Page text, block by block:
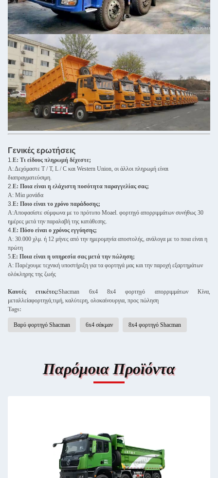
Γενικές ερωτήσεις
1.Ε: Τι είδους πληρωμή δέχεστε;
Α: Δεχόμαστε T / T, L / C και Western Union, οι άλλοι πληρωμή είναι
διαπραγματεύσιμη.
2.Ε: Ποια είναι η ελάχιστη ποσότητα παραγγελίας σας;
Α: Μία μονάδα
3.Ε: Ποιο είναι το χρόνο παράδοσης;
Α:Αποφασίστε σύμφωνα με το πρότυπο Moael. φορτηγό απορριμμάτων συνήθως 30
ημέρες μετά την παραλαβή της κατάθεσης.
4.Ε: Πόσο είναι ο χρόνος εγγύησης;
Α: 30.000 χλμ. ή 12 μήνες από την ημερομηνία αποστολής, ανάλογα με το ποια είναι η
πρώτη
5.Ε: Ποια είναι η υπηρεσία σας μετά την πώληση;
Α: Παρέχουμε τεχνική υποστήριξη για τα φορτηγά μας και την παροχή εξαρτημάτων
ολόκληρης της ζωής
Καυτές ετικέτες:Shacman 6x4 8x4 φορτηγό απορριμμάτων Κίνα,
μεταλλείαφορτηγά,τιμή, καλύτερη, ολοκαίνουργια, προς πώληση
Tags:
Βαρύ φορτηγό Shacman 6x4 σάκμαν 8x4 φορτηγό Shacman
Παρόμοια Προϊόντα